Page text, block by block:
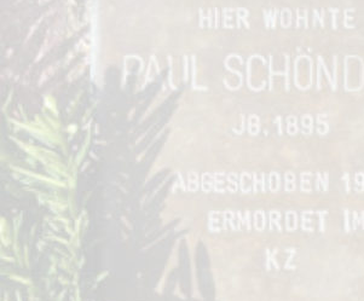
Sport + Bewegung
Aktuelles
Freizeitregion